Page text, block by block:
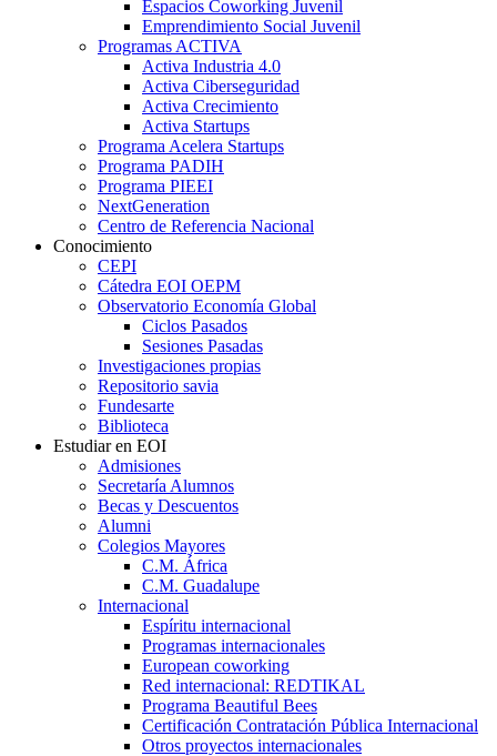
Espacios Coworking Juvenil
Emprendimiento Social Juvenil
Programas ACTIVA
Activa Industria 4.0
Activa Ciberseguridad
Activa Crecimiento
Activa Startups
Programa Acelera Startups
Programa PADIH
Programa PIEEI
NextGeneration
Centro de Referencia Nacional
Conocimiento
CEPI
Cátedra EOI OEPM
Observatorio Economía Global
Ciclos Pasados
Sesiones Pasadas
Investigaciones propias
Repositorio savia
Fundesarte
Biblioteca
Estudiar en EOI
Admisiones
Secretaría Alumnos
Becas y Descuentos
Alumni
Colegios Mayores
C.M. África
C.M. Guadalupe
Internacional
Espíritu internacional
Programas internacionales
European coworking
Red internacional: REDTIKAL
Programa Beautiful Bees
Certificación Contratación Pública Internacional
Otros proyectos internacionales